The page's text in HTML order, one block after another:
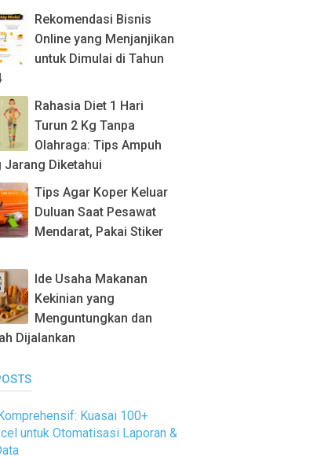
Rekomendasi Bisnis
Online yang Menjanjikan
untuk Dimulai di Tahun
Rahasia Diet 1 Hari
Turun 2 Kg Tanpa
Olahraga: Tips Ampuh
Jarang Diketahui
Tips Agar Koper Keluar
Duluan Saat Pesawat
Mendarat, Pakai Stiker
Ide Usaha Makanan
Kekinian yang
Menguntungkan dan
Dijalankan
Kuasai 100+
untuk Otomatisasi Laporan &